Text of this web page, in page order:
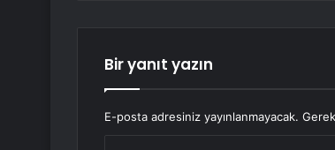
Bir yanıt yazın
E-posta adresiniz yayınlanmayacak.